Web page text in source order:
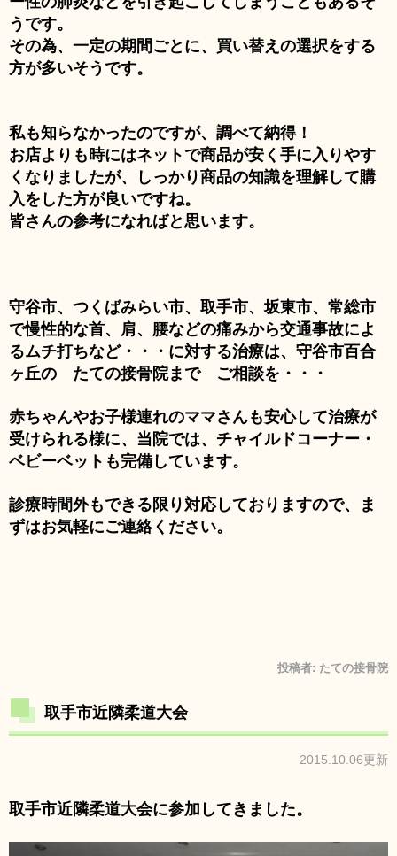
うです。
その為、一定の期間ごとに、買い替えの選択をする
方が多いそうです。
私も知らなかったのですが、調べて納得！
お店よりも時にはネットで商品が安く手に入りやす
くなりましたが、しっかり商品の知識を理解して購
入をした方が良いですね。
皆さんの参考になればと思います。
守谷市、つくばみらい市、取手市、坂東市、常総市
で慢性的な首、肩、腰などの痛みから交通事故によ
るムチ打ちなど・・・に対する治療は、守谷市百合
ヶ丘の たての接骨院まで ご相談を・・・
赤ちゃんやお子様連れのママさんも安心して治療が
受けられる様に、当院では、チャイルドコーナー・
ベビーベットも完備しています。
診療時間外もできる限り対応しておりますので、ま
ずはお気軽にご連絡ください。
投稿者: たての接骨院
取手市近隣柔道大会
2015.10.06更新
取手市近隣柔道大会に参加してきました。